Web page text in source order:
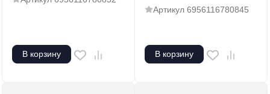
В корзину
Артикул 6956116780845
В корзину